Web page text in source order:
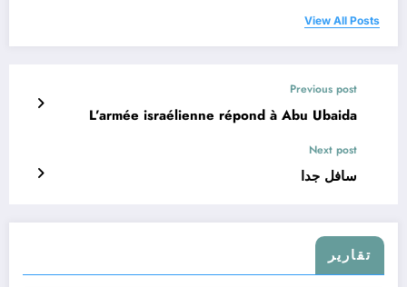
View All Posts
Previous post
L’armée israélienne répond à Abu Ubaida
Next post
سافل جدا
تقارير